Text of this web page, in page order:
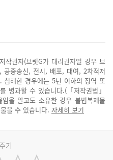
작권자(브릿G가 대리권자일 경우 브
공중송신, 전시, 배포, 대여, 2차적저
침해한 경우에는 5년 이하의 징역 또
병과할 수 있습니다.(「저작권법」
을 알고도 소유한 경우 불법복제물
을 수 있습니다. 자세히 보기
기